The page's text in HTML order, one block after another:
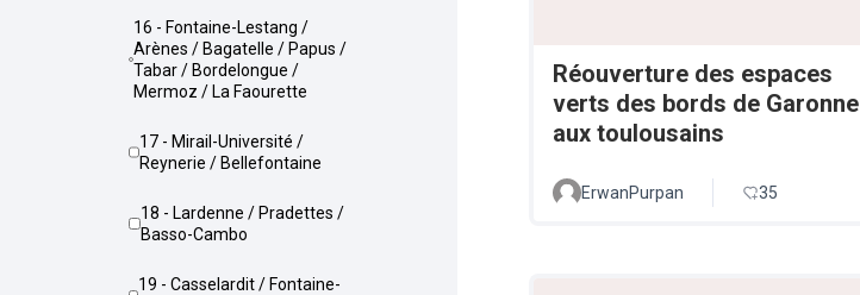
16 - Fontaine-Lestang /
Arènes / Bagatelle / Papus /
Tabar / Bordelongue /
Mermoz / La Faourette
17 - Mirail-Université /
Reynerie / Bellefontaine
18 - Lardenne / Pradettes /
Basso-Cambo
19 - Casselardit / Fontaine-
Réouverture des espaces
verts des bords de Garonne
aux toulousains
ErwanPurpan 35